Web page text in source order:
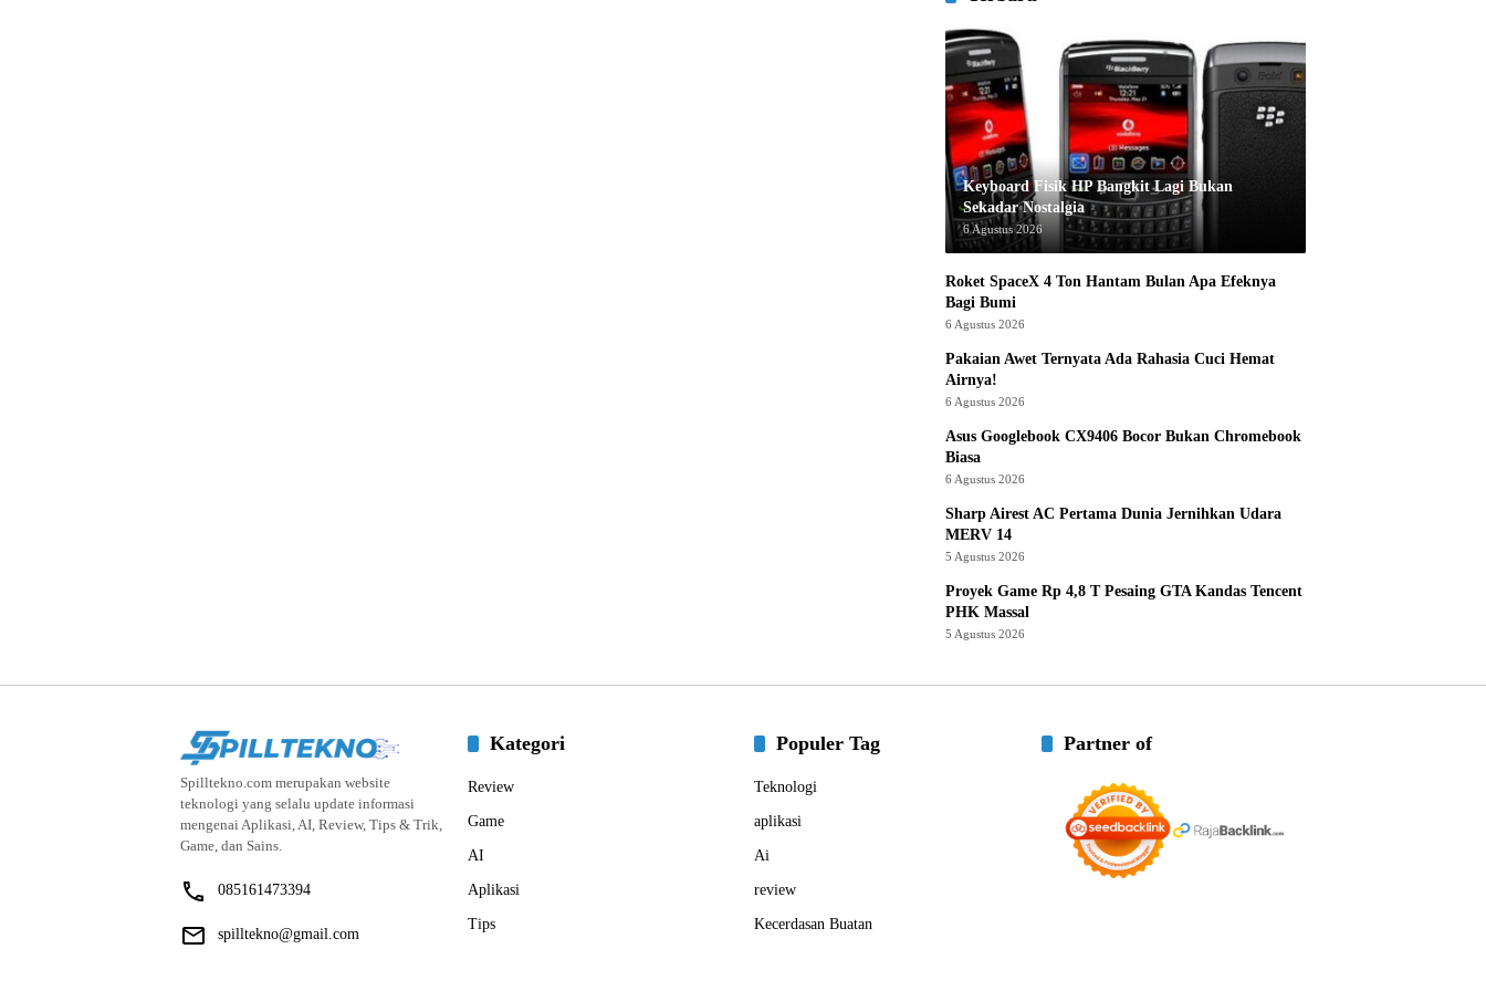
Keyboard Fisik HP Bangkit Lagi Bukan
Sekadar Nostalgia
6 Agustus 2026
Roket SpaceX 4 Ton Hantam Bulan Apa Efeknya
Bagi Bumi
6 Agustus 2026
Pakaian Awet Ternyata Ada Rahasia Cuci Hemat
Airnya!
6 Agustus 2026
Asus Googlebook CX9406 Bocor Bukan Chromebook
Biasa
6 Agustus 2026
Sharp Airest AC Pertama Dunia Jernihkan Udara
MERV 14
5 Agustus 2026
Proyek Game Rp 4,8 T Pesaing GTA Kandas Tencent
PHK Massal
5 Agustus 2026
Spilltekno.com merupakan website
teknologi yang selalu update informasi
mengenai Aplikasi, AI, Review, Tips & Trik,
Game, dan Sains.
085161473394
spilltekno@gmail.com
Kategori
Review
Game
AI
Aplikasi
Tips
Populer Tag
Teknologi
aplikasi
Ai
review
Kecerdasan Buatan
Partner of